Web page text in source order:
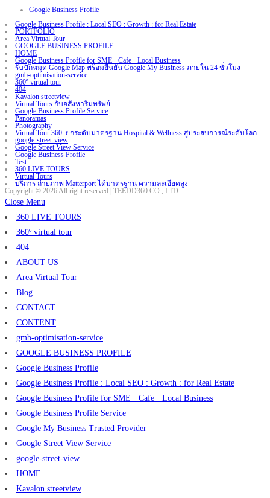
Google Business Profile
Google Business Profile : Local SEO : Growth : for Real Estate
PORTFOLIO
Area Virtual Tour
GOOGLE BUSINESS PROFILE
HOME
Google Business Profile for SME · Cafe · Local Business
รับปักหมุด Google Map พร้อมยืนยัน Google My Business ภายใน 24 ชั่วโมง
gmb-optimisation-service
360º virtual tour
404
Kavalon streetview
Virtual Tours กับอสังหาริมทรัพย์
Google Business Profile Service
Panoramas
Photography
Virtual Tour 360: ยกระดับมาตรฐาน Hospital & Wellness สู่ประสบการณ์ระดับโลก
google-street-view
Google Street View Service
Google Business Profile
Test
360 LIVE TOURS
Virtual Tours
บริการ ถ่ายภาพ Matterport ได้มาตรฐาน ความละเอียดสูง
Copyright © 2026 All right reserved | TEEDD360 CO., LTD.
Close Menu
360 LIVE TOURS
360º virtual tour
404
ABOUT US
Area Virtual Tour
Blog
CONTACT
CONTENT
gmb-optimisation-service
GOOGLE BUSINESS PROFILE
Google Business Profile
Google Business Profile : Local SEO : Growth : for Real Estate
Google Business Profile for SME · Cafe · Local Business
Google Business Profile Service
Google My Business Trusted Provider
Google Street View Service
google-street-view
HOME
Kavalon streetview